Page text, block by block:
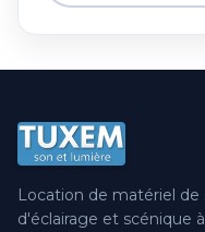
Location de matériel de
d'éclairage et scénique